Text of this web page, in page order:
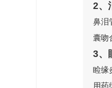
2、
鼻泪
囊吻
3、
睑缘
用药